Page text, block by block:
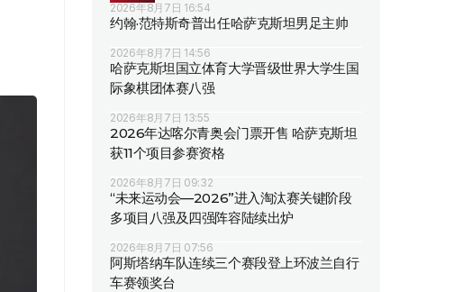
2026年8月7日 16:54
约翰·范特斯奇普出任哈萨克斯坦男足主帅
2026年8月7日 14:56
哈萨克斯坦国立体育大学晋级世界大学生国
际象棋团体赛八强
2026年8月7日 13:55
2026年达喀尔青奥会门票开售 哈萨克斯坦
获11个项目参赛资格
2026年8月7日 09:32
“未来运动会—2026”进入淘汰赛关键阶段
多项目八强及四强阵容陆续出炉
2026年8月7日 07:56
阿斯塔纳车队连续三个赛段登上环波兰自行
车赛领奖台